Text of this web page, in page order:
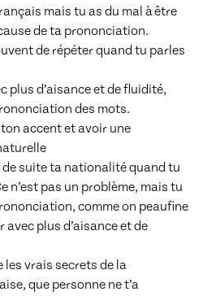
mais tu as du mal à être
de ta prononciation.
de répéter quand tu parles
plus d’aisance et de fluidité,
des mots.
accent et avoir une
suite ta nationalité quand tu
n’est pas un problème, mais tu
comme on peaufine
plus d’aisance et de
les vrais secrets de la
que personne ne t’a